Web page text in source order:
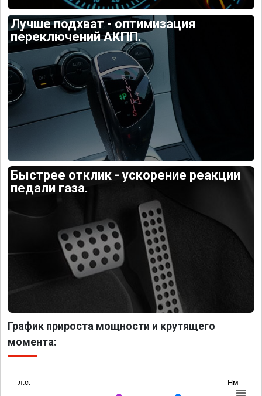
Лучше подхват - оптимизация
переключений АКПП.
Быстрее отклик - ускорение реакции
педали газа.
График прироста мощности и крутящего
момента:
л.с. Нм